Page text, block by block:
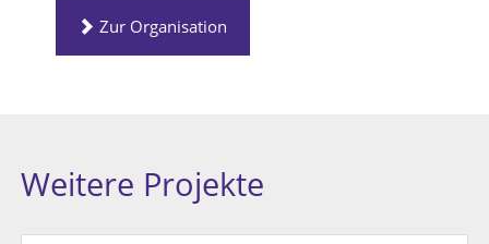
Zur Organisation
Weitere Projekte